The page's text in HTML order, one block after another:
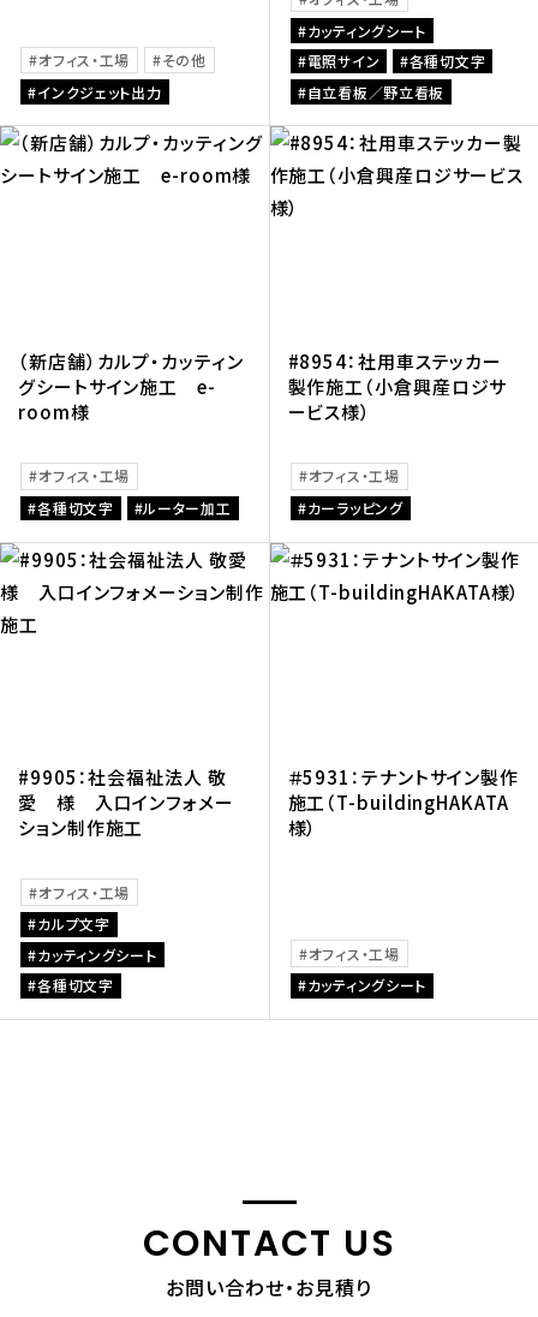
オフィス・工場
その他
インクジェット出力
カッティングシート
電照サイン
各種切文字
自立看板／野立看板
（新店舗）カルプ・カッティン
グシートサイン施工 e-
room様
オフィス・工場
各種切文字
ルーター加工
#8954：社用車ステッカー
製作施工（小倉興産ロジサ
ービス様）
オフィス・工場
カーラッピング
#9905：社会福祉法人 敬
愛 様 入口インフォメー
ション制作施工
オフィス・工場
カルプ文字
カッティングシート
各種切文字
＃5931：テナントサイン製作
施工（T-buildingHAKATA
様）
オフィス・工場
カッティングシート
CONTACT US
お問い合わせ・お見積り